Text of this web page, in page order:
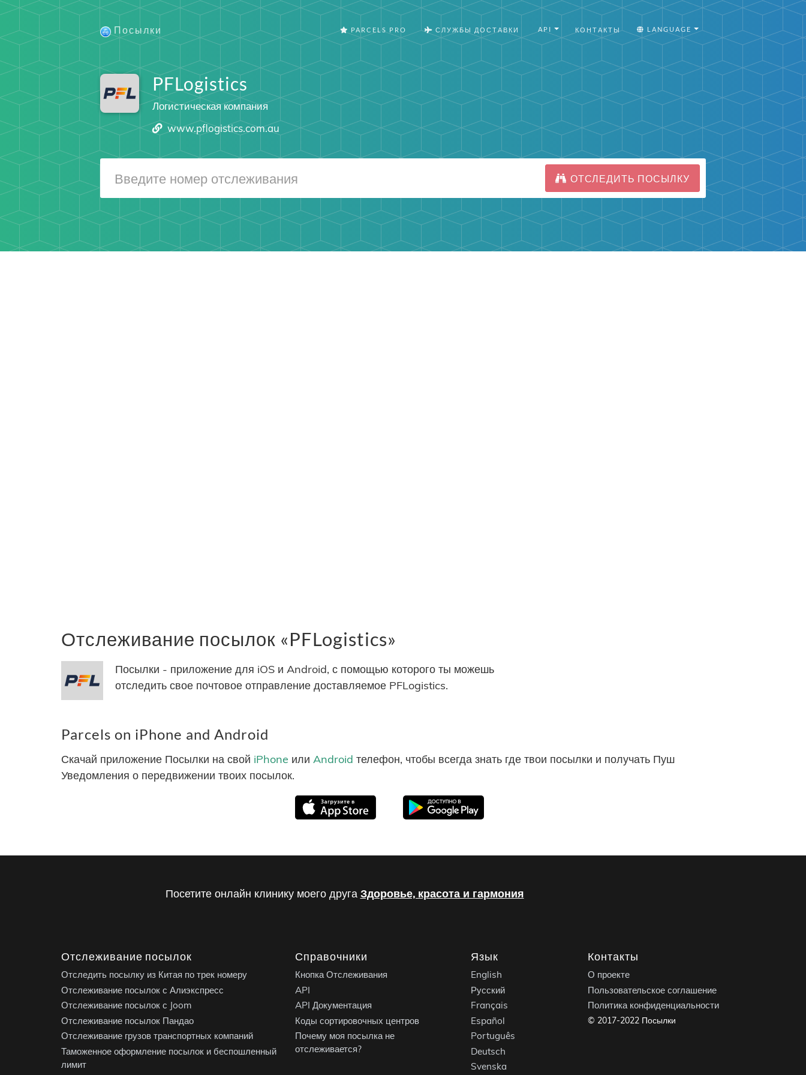
Посылки PARCELS PRO СЛУЖБЫ ДОСТАВКИ API КОНТАКТЫ LANGUAGE
PFLogistics
Логистическая компания
www.pflogistics.com.au
ОТСЛЕДИТЬ ПОСЫЛКУ
Отслеживание посылок «PFLogistics»
Посылки - приложение для iOS и Android, с помощью которого ты можешь
отследить свое почтовое отправление доставляемое PFLogistics.
Parcels on iPhone and Android
Скачай приложение Посылки на свой iPhone или Android телефон, чтобы всегда знать где твои посылки и получать Пуш
Уведомления о передвижении твоих посылок.
Посетите онлайн клинику моего друга Здоровье, красота и гармония
Отслеживание посылок
Отследить посылку из Китая по трек номеру
Отслеживание посылок с Алиэкспресс
Отслеживание посылок с Joom
Отслеживание посылок Пандао
Отслеживание грузов транспортных компаний
Таможенное оформление посылок и беспошленный
лимит
Справочники
Кнопка Отслеживания
API
API Документация
Коды сортировочных центров
Почему моя посылка не
отслеживается?
Язык
English
Русский
Français
Español
Português
Deutsch
Svenska
Контакты
О проекте
Пользовательское соглашение
Политика конфиденциальности
© 2017-2022 Посылки